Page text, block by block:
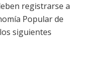
registrarse a
Popular de
siguientes